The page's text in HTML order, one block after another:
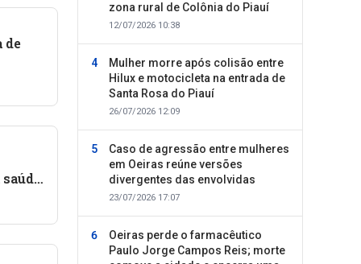
de
zona rural de Colônia do Piauí
12/07/2026 10:38
Mulher morre após colisão entre
Hilux e motocicleta na entrada de
Santa Rosa do Piauí
26/07/2026 12:09
Caso de agressão entre mulheres
em Oeiras reúne versões
divergentes das envolvidas
23/07/2026 17:07
Oeiras perde o farmacêutico
Paulo Jorge Campos Reis; morte